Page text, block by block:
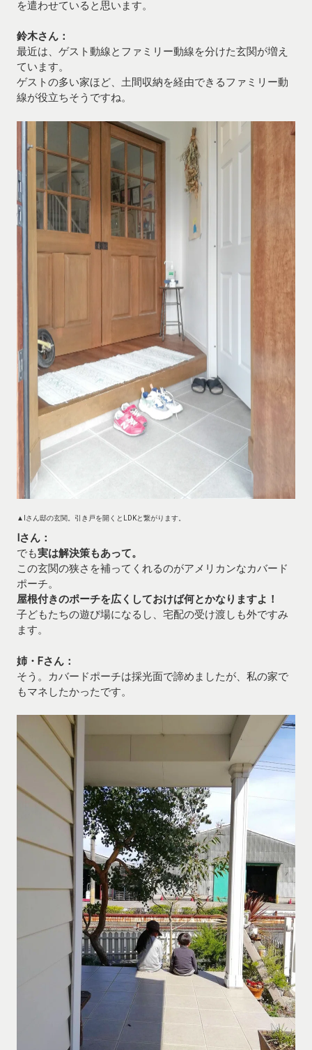
を遣わせていると思います。
鈴木さん：
最近は、ゲスト動線とファミリー動線を分けた玄関が増え
ています。
ゲストの多い家ほど、土間収納を経由できるファミリー動
線が役立ちそうですね。
▲Iさん邸の玄関。引き戸を開くとLDKと繋がります。
Iさん：
でも実は解決策もあって。
この玄関の狭さを補ってくれるのがアメリカンなカバード
ポーチ。
屋根付きのポーチを広くしておけば何とかなりますよ！
子どもたちの遊び場になるし、宅配の受け渡しも外ですみ
ます。
姉・Fさん：
そう。カバードポーチは採光面で諦めましたが、私の家で
もマネしたかったです。